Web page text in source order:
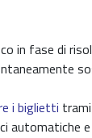
in fase di
i biglietti
e